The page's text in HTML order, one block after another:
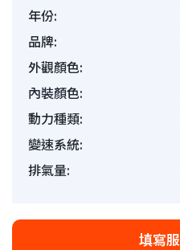
年份:
品牌:
外觀顏色:
內裝顏色:
動力種類:
變速系統:
排氣量:
填寫